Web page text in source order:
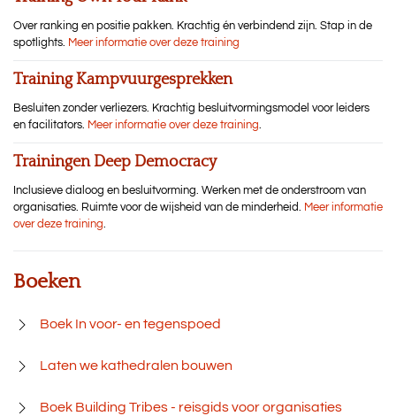
Over ranking en positie pakken. Krachtig én verbindend zijn. Stap in de
spotlights. Meer informatie over deze training
Training Kampvuurgesprekken
Besluiten zonder verliezers. Krachtig besluitvormingsmodel voor leiders
en facilitators. Meer informatie over deze training.
Trainingen Deep Democracy
Inclusieve dialoog en besluitvorming. Werken met de onderstroom van
organisaties. Ruimte voor de wijsheid van de minderheid. Meer informatie
over deze training.
Boeken
Boek In voor- en tegenspoed
Laten we kathedralen bouwen
Boek Building Tribes - reisgids voor organisaties